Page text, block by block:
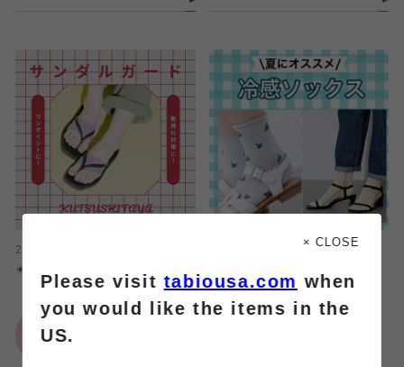
2026.08.10
☀️サンダルガード特集🩴
靴下屋
靴下屋
× CLOSE
Please visittabiousa.com when
you would like the items in the
US.